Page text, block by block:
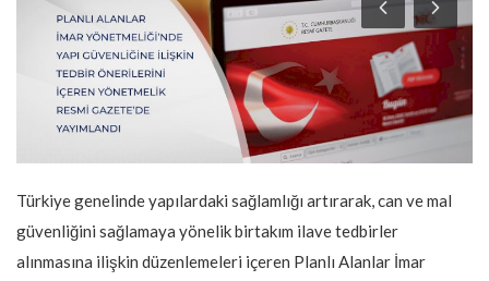
Türkiye genelinde yapılardaki sağlamlığı artırarak, can ve mal
güvenliğini sağlamaya yönelik birtakım ilave tedbirler
alınmasına ilişkin düzenlemeleri içeren Planlı Alanlar İmar